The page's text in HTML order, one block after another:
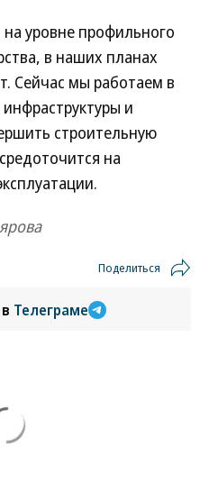
уровне профильного
в наших планах
Сейчас мы работаем в
и
строительную
на
Поделиться
Телеграме